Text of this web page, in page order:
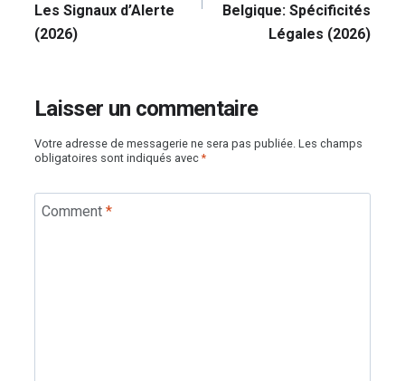
Les Signaux d’Alerte
(2026)
Belgique: Spécificités
Légales (2026)
Laisser un commentaire
Votre adresse de messagerie ne sera pas publiée. Les champs
obligatoires sont indiqués avec*
Comment *